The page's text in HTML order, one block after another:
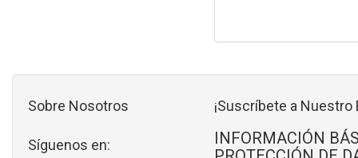
Sobre Nosotros
Síguenos en:
¡Suscríbete a Nuestro
INFORMACIÓN